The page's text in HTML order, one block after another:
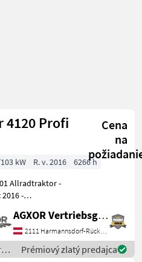
4120 Profi
Cena
na
kW R. v. 2016
6266 h
-
-
und 154
- Stufenloses
50 km/h Eco mit
AGXOR Vertriebsgesellschaft Ost GmbH
2111 Harmannsdorf-Rückersdorf
/
Prémiový zlatý predajca